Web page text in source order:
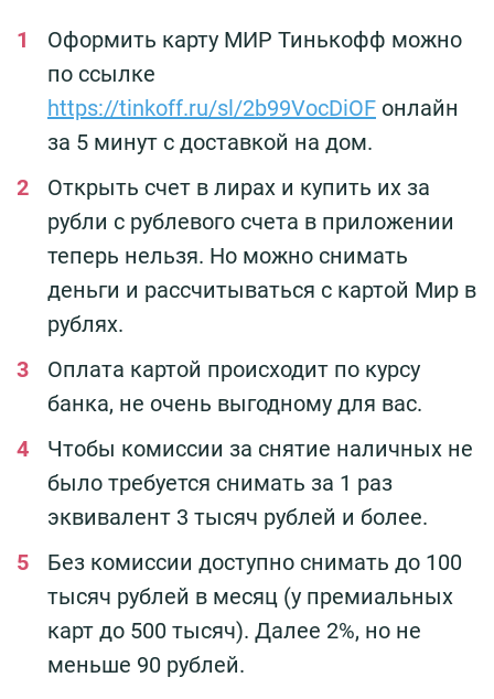
Оформить карту МИР Тинькофф можно
по ссылке
https://tinkoff.ru/sl/2b99VocDiOF онлайн
за 5 минут с доставкой на дом.
Открыть счет в лирах и купить их за
рубли с рублевого счета в приложении
теперь нельзя. Но можно снимать
деньги и рассчитываться с картой Мир в
рублях.
Оплата картой происходит по курсу
банка, не очень выгодному для вас.
Чтобы комиссии за снятие наличных не
было требуется снимать за 1 раз
эквивалент 3 тысяч рублей и более.
Без комиссии доступно снимать до 100
тысяч рублей в месяц (у премиальных
карт до 500 тысяч). Далее 2%, но не
меньше 90 рублей.